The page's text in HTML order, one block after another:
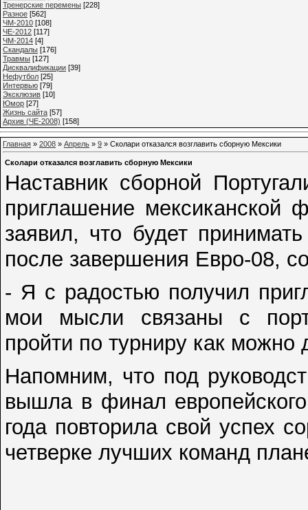
Тренерские перемены [228]
Разное [562]
ЧМ-2010 [108]
ЧЕ-2012 [117]
ЧМ-2014 [4]
Cкандалы [176]
Травмы [127]
Дисквалификации [39]
Нефутбол [25]
Интервью [79]
Эксклюзив [10]
Юмор [27]
Жизнь сайта [57]
Архив (ЧЕ-2008) [158]
Главная » 2008 » Апрель » 9 » Сколари отказался возглавить сборную Мексики
Сколари отказался возглавить сборную Мексики
Наставник сборной
приглашение мексиканской
заявил, что будет
после завершения Евро-08,
- Я с радостью получил
мои мысли связаны с
пройти по турниру как
Напомним, что под
вышла в финал
года повторила свой успех
четверке лучших команд